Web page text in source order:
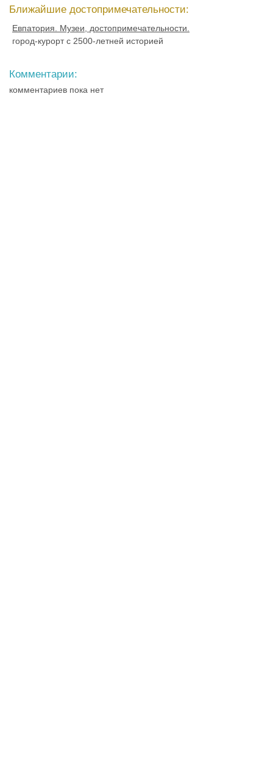
Ближайшие достопримечательности:
Евпатория. Музеи, достопримечательности.
город-курорт с 2500-летней историей
Комментарии:
комментариев пока нет